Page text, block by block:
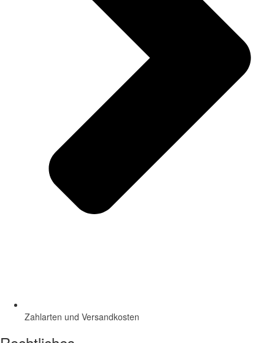
Zahlarten und Versandkosten